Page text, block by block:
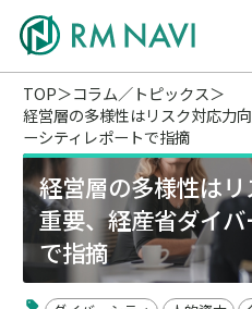
TOP
コラム／トピックス
経営層の多様性はリスク対応力
ーシティレポートで指摘
経営層の多様性は
重要、経産省ダイ
で指摘